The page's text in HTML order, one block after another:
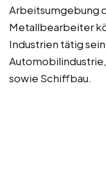
Arbeitsumgebung
Metallbearbeiter
Industrien tätig
sowie Schiffbau.